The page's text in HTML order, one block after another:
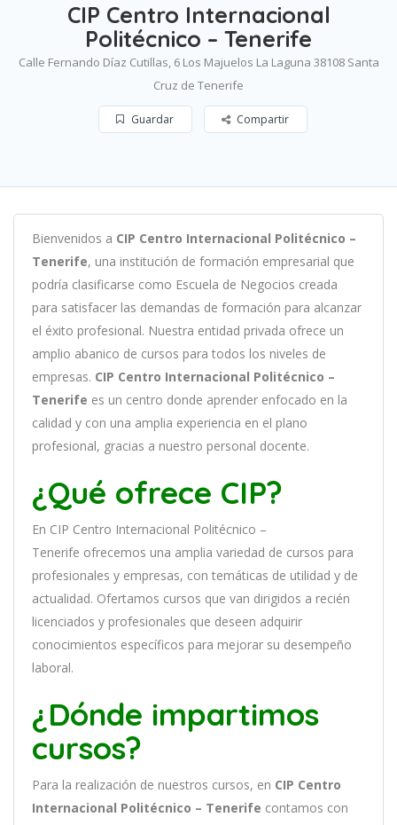
CIP Centro Internacional
Politécnico – Tenerife
Calle Fernando Díaz Cutillas, 6 Los Majuelos La Laguna 38108 Santa
Cruz de Tenerife
Guardar Compartir
Bienvenidos a CIP Centro Internacional Politécnico –
Tenerife, una institución de formación empresarial que
podría clasificarse como Escuela de Negocios creada
para satisfacer las demandas de formación para alcanzar
el éxito profesional. Nuestra entidad privada ofrece un
amplio abanico de cursos para todos los niveles de
empresas. CIP Centro Internacional Politécnico –
Tenerife es un centro donde aprender enfocado en la
calidad y con una amplia experiencia en el plano
profesional, gracias a nuestro personal docente.
¿Qué ofrece CIP?
En CIP Centro Internacional Politécnico –
Tenerife ofrecemos una amplia variedad de cursos para
profesionales y empresas, con temáticas de utilidad y de
actualidad. Ofertamos cursos que van dirigidos a recién
licenciados y profesionales que deseen adquirir
conocimientos específicos para mejorar su desempeño
laboral.
¿Dónde impartimos
cursos?
Para la realización de nuestros cursos, en CIP Centro
Internacional Politécnico – Tenerife contamos con